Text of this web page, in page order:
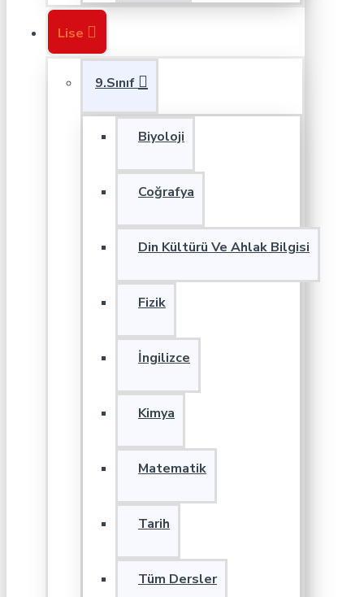
Lise
9.Sınıf
Biyoloji
Coğrafya
Din Kültürü Ve Ahlak Bilgisi
Fizik
İngilizce
Kimya
Matematik
Tarih
Tüm Dersler